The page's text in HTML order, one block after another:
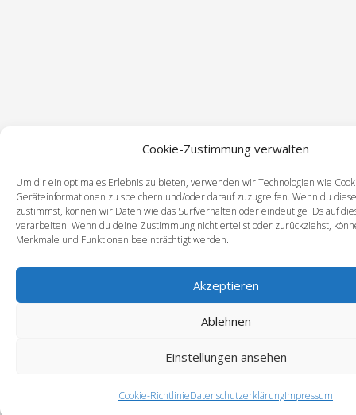
Cookie-Zustimmung verwalten
Um dir ein optimales Erlebnis zu bieten, verwenden wir Technologien wie
Geräteinformationen zu speichern und/oder darauf zuzugreifen. Wenn du
zustimmst, können wir Daten wie das Surfverhalten oder eindeutige IDs auf
verarbeiten. Wenn du deine Zustimmung nicht erteilst oder zurückziehst,
Merkmale und Funktionen beeinträchtigt werden.
Akzeptieren
Ablehnen
Einstellungen ansehen
Cookie-RichtlinieDatenschutzerklärungImpressum